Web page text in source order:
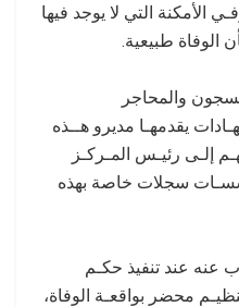
الأمكنة التي لا يوجد فيها
الوفاة طبيعية.
والمحاجر
يقدمهـا مديرو هــذه
إلـى رئيـس المـركـز
سجلات خاصة بهذه
عنه عند تنفيذ حكـم
محضر بواقعـة الوفاة،